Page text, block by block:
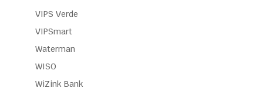
VIPS Verde
VIPSmart
Waterman
WISO
WiZink Bank